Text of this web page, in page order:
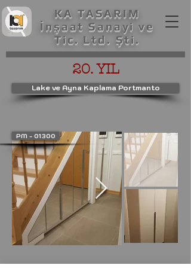
KA TASARIM
İnşaat Sanayi ve
Tic. Ltd. Şti.
20. YIL
Lake ve Ayna Kaplama Portmanto
PM - 01300